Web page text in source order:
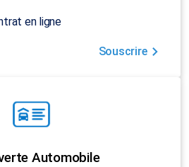
en ligne
Souscrire
Automobile